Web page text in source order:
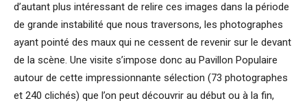
d’autant plus intéressant de relire ces images dans la période
de grande instabilité que nous traversons, les photographes
ayant pointé des maux qui ne cessent de revenir sur le devant
de la scène. Une visite s’impose donc au Pavillon Populaire
autour de cette impressionnante sélection (73 photographes
et 240 clichés) que l’on peut découvrir au début ou à la fin,